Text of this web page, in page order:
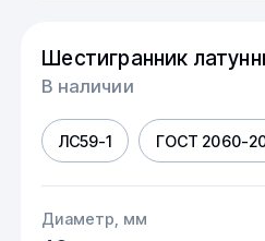
Шестигранник
В наличии
ЛС59-1 ГОСТ 2060-
Диаметр, мм